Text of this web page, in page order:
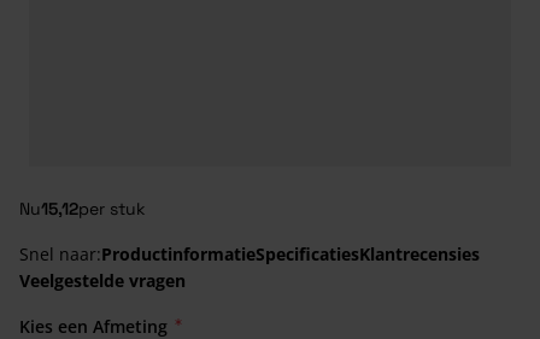
Nu15,12per stuk
Snel naar:ProductinformatieSpecificatiesKlantrecensies
Veelgestelde vragen
Kies een Afmeting